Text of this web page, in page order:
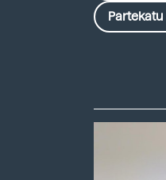
Partekatu